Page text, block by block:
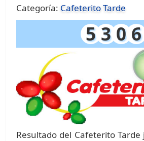
Categoría: Cafeterito Tarde
5 3 0 6
Resultado del Cafeterito Tarde